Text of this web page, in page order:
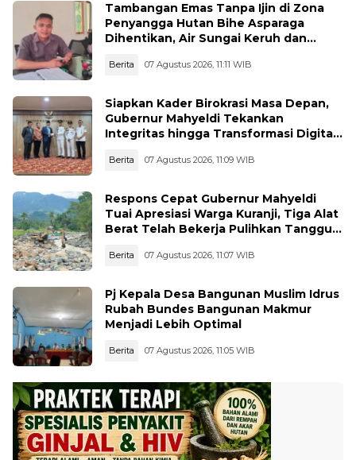
Tambangan Emas Tanpa Ijin di Zona
Penyangga Hutan Bihe Asparaga
Dihentikan, Air Sungai Keruh dan
Berita 07 Agustus 2026, 11:11 WIB
Siapkan Kader Birokrasi Masa Depan,
Gubernur Mahyeldi Tekankan
Integritas hingga Transformasi Digital
Berita 07 Agustus 2026, 11:09 WIB
Respons Cepat Gubernur Mahyeldi
Tuai Apresiasi Warga Kuranji, Tiga Alat
Berat Telah Bekerja Pulihkan Tanggul
Berita 07 Agustus 2026, 11:07 WIB
Pj Kepala Desa Bangunan Muslim Idrus
Rubah Bundes Bangunan Makmur
Menjadi Lebih Optimal
Berita 07 Agustus 2026, 11:05 WIB